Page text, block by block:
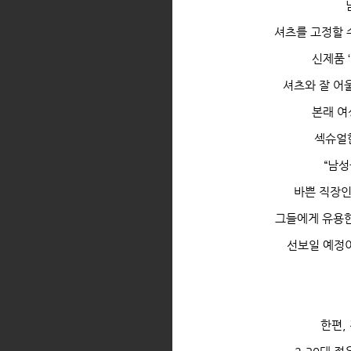
셔츠를 고정할
신제품 ‘
셔츠와 잘 어
본래
섹슈얼
“남
바쁜 직장
그들에게 유용
선보일 예정
한편